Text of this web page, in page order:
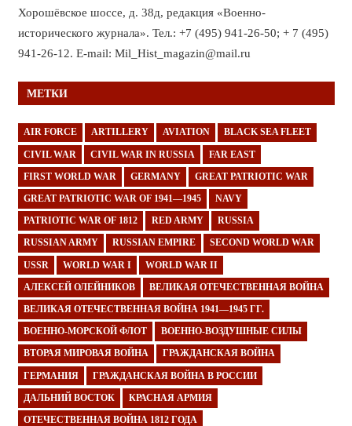
Хорошёвское шоссе, д. 38д, редакция «Военно-
исторического журнала». Тел.: +7 (495) 941-26-50; + 7 (495)
941-26-12. E-mail: Mil_Hist_magazin@mail.ru
МЕТКИ
AIR FORCE ARTILLERY AVIATION BLACK SEA FLEET
CIVIL WAR CIVIL WAR IN RUSSIA FAR EAST
FIRST WORLD WAR GERMANY GREAT PATRIOTIC WAR
GREAT PATRIOTIC WAR OF 1941—1945 NAVY
PATRIOTIC WAR OF 1812 RED ARMY RUSSIA
RUSSIAN ARMY RUSSIAN EMPIRE SECOND WORLD WAR
USSR WORLD WAR I WORLD WAR II
АЛЕКСЕЙ ОЛЕЙНИКОВ ВЕЛИКАЯ ОТЕЧЕСТВЕННАЯ ВОЙНА
ВЕЛИКАЯ ОТЕЧЕСТВЕННАЯ ВОЙНА 1941—1945 ГГ.
ВОЕННО-МОРСКОЙ ФЛОТ ВОЕННО-ВОЗДУШНЫЕ СИЛЫ
ВТОРАЯ МИРОВАЯ ВОЙНА ГРАЖДАНСКАЯ ВОЙНА
ГЕРМАНИЯ ГРАЖДАНСКАЯ ВОЙНА В РОССИИ
ДАЛЬНИЙ ВОСТОК КРАСНАЯ АРМИЯ
ОТЕЧЕСТВЕННАЯ ВОЙНА 1812 ГОДА